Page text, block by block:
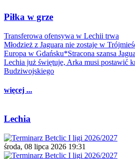
Piłka w grze
Transferowa ofensywa w Lechii trwa
Młodzież z Jaguara nie zostaje w
Europa w Gdańsku*Stracona szansa
Lechia już świętuje, Arka musi postawić
Budziwojskiego
więcej ...
Lechia
środa, 08 lipca 2026 19:31